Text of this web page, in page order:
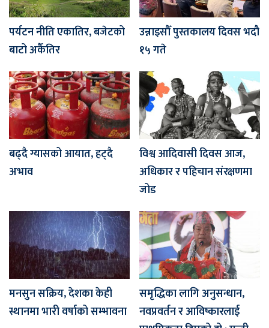
पर्यटन नीति एकातिर, बजेटको
बाटो अर्कैतिर
उन्नाइसौँ पुस्तकालय दिवस भदौ
१५ गते
बढ्दै ग्यासको आयात, हट्दै
अभाव
विश्व आदिवासी दिवस आज,
अधिकार र पहिचान संरक्षणमा
जोड
मनसुन सक्रिय, देशका केही
स्थानमा भारी वर्षाको सम्भावना
समृद्धिका लागि अनुसन्धान,
नवप्रवर्तन र आविष्कारलाई